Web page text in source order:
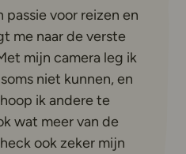
passie voor reizen en
me naar de verste
mijn camera leg ik
niet kunnen, en
ik andere te
wat meer van de
ook zeker mijn